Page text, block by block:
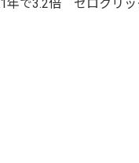
1年で3.2倍 ゼロクリッ